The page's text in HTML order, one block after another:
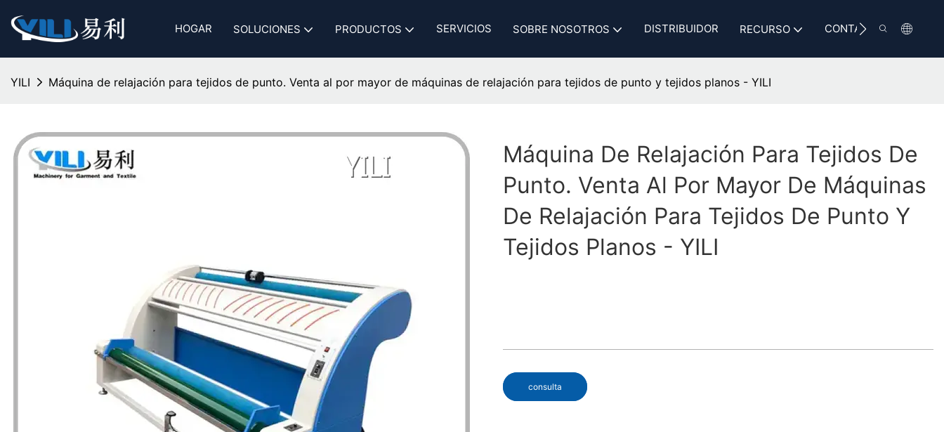
HOGAR SOLUCIONES PRODUCTOS SERVICIOS SOBRE NOSOTROS DISTRIBUIDOR RECURSO CONTACTO
YILI Máquina de relajación para tejidos de punto. Venta al por mayor de máquinas de relajación para tejidos de punto y tejidos planos - YILI
Máquina De Relajación Para Tejidos De
Punto. Venta Al Por Mayor De Máquinas
De Relajación Para Tejidos De Punto Y
Tejidos Planos - YILI
consulta